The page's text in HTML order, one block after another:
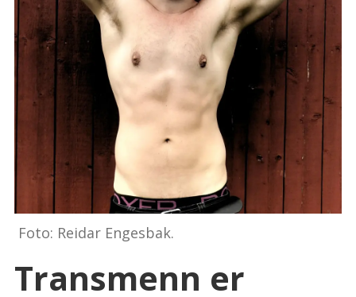
Foto: Reidar Engesbak.
Transmenn er